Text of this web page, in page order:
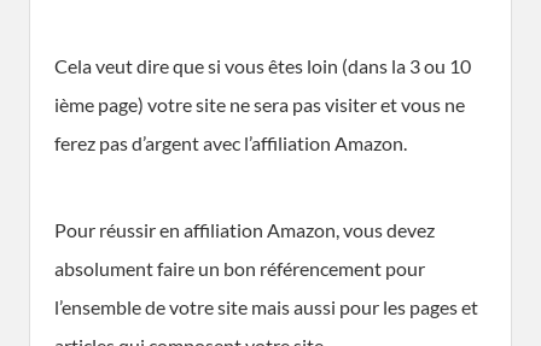
Cela veut dire que si vous êtes loin (dans la 3 ou 10
ième page) votre site ne sera pas visiter et vous ne
ferez pas d’argent avec l’affiliation Amazon.
Pour réussir en affiliation Amazon, vous devez
absolument faire un bon référencement pour
l’ensemble de votre site mais aussi pour les pages et